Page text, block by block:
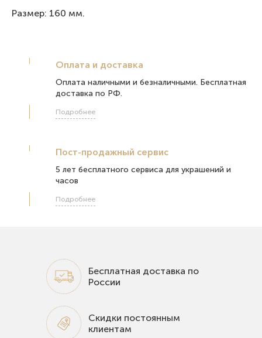
Размер: 160 мм.
Оплата и доставка
Оплата наличными и безналичными. Бесплатная
доставка по РФ.
Подробнее
Пост-продажный сервис
5 лет бесплатного сервиса для украшений и
часов
Подробнее
Бесплатная доставка по
России
Скидки постоянным
клиентам